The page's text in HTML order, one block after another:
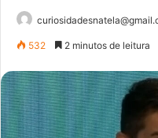
532 2 minutos de leitura